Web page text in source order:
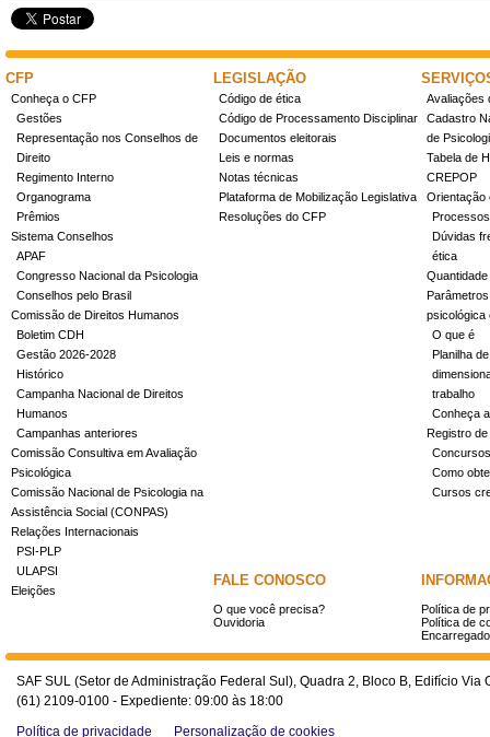
CFP
Conheça o CFP
Gestões
Representação nos Conselhos de
Direito
Regimento Interno
Organograma
Prêmios
Sistema Conselhos
APAF
Congresso Nacional da Psicologia
Conselhos pelo Brasil
Comissão de Direitos Humanos
Boletim CDH
Gestão 2026-2028
Histórico
Campanha Nacional de Direitos
Humanos
Campanhas anteriores
Comissão Consultiva em Avaliação
Psicológica
Comissão Nacional de Psicologia na
Assistência Social (CONPAS)
Relações Internacionais
PSI-PLP
ULAPSI
Eleições
LEGISLAÇÃO
Código de ética
Código de Processamento Disciplinar
Documentos eleitorais
Leis e normas
Notas técnicas
Plataforma de Mobilização Legislativa
Resoluções do CFP
Avaliações
Cadastro
de
Tabela de
CREPOP
Orientação
Dúvidas
ética
psicológica
O que é
Planilha
trabalho
Conheça
Registro
Concursos
Como
Cursos
FALE CONOSCO
O que você precisa?
Ouvidoria
Política de
Política de
SAF SUL (Setor de Administração Federal Sul), Quadra 2, Bloco B, Edifício
(61) 2109-0100 - Expediente: 09:00 às 18:00
Política de privacidade
Personalização de cookies